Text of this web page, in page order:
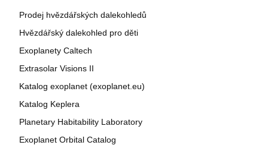
Prodej hvězdářských dalekohledů
Hvězdářský dalekohled pro děti
Exoplanety Caltech
Extrasolar Visions II
Katalog exoplanet (exoplanet.eu)
Katalog Keplera
Planetary Habitability Laboratory
Exoplanet Orbital Catalog